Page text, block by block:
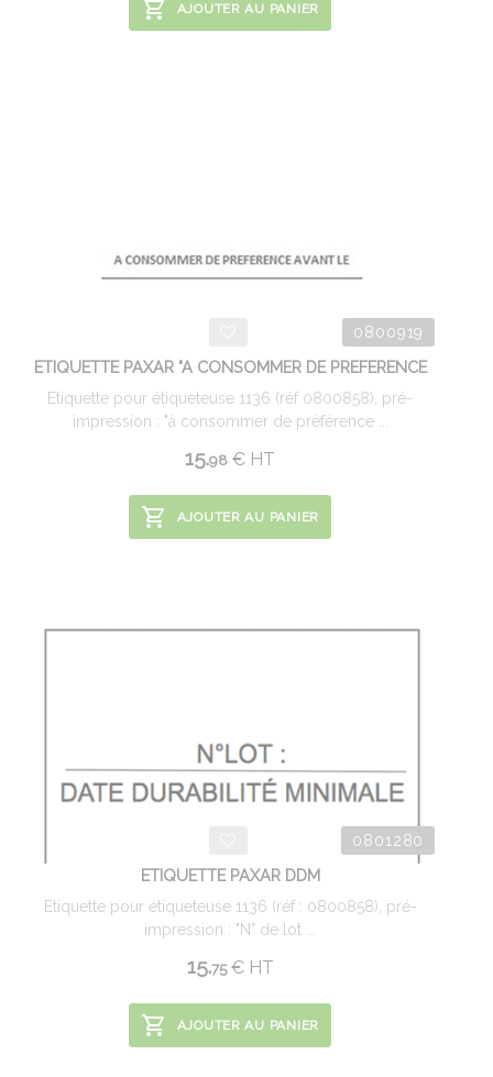
AJOUTER AU PANIER
0800919
ETIQUETTE PAXAR "A CONSOMMER DE PREFERENCE
Etiquette pour étiqueteuse 1136 (réf 0800858), pré-
impression : "à consommer de préférence ...
15.98 € HT
AJOUTER AU PANIER
0801280
ETIQUETTE PAXAR DDM
Etiquette pour étiqueteuse 1136 (réf : 0800858), pré-
impression : "N° de lot ...
15.75 €HT
AJOUTER AU PANIER